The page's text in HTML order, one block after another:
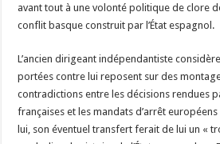
avant tout à une volonté politique de clore
conflit basque construit par l’État espagnol.
L’ancien dirigeant indépendantiste
portées contre lui reposent sur des
contradictions entre les décisions rendues
françaises et les mandats d’arrêt
lui, son éventuel transfert ferait de lui un «